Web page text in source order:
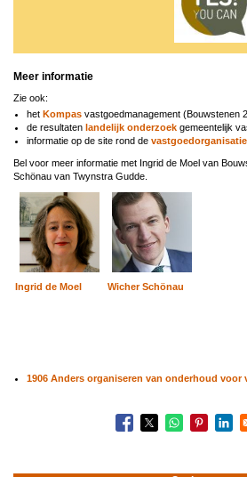
Meer informatie
Zie ook:
het Kompas vastgoedmanagement (Bouwstenen
de resultaten landelijk onderzoek gemeentelijk
informatie op de site rond de vastgoedorganisatie
Bel voor meer informatie met Ingrid de Moel van
Schönau van Twynstra Gudde.
Ingrid de Moel Wicher Schönau
1906 Anders organiseren van onderhoud voor